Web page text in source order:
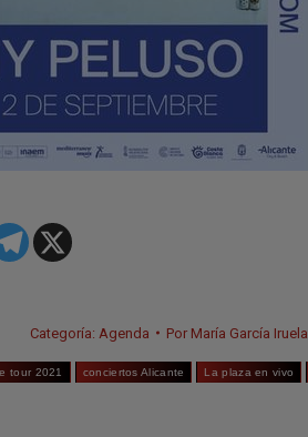
Categoría: Agenda Por María García Iruela
tour 2021 conciertos Alicante La plaza en vivo